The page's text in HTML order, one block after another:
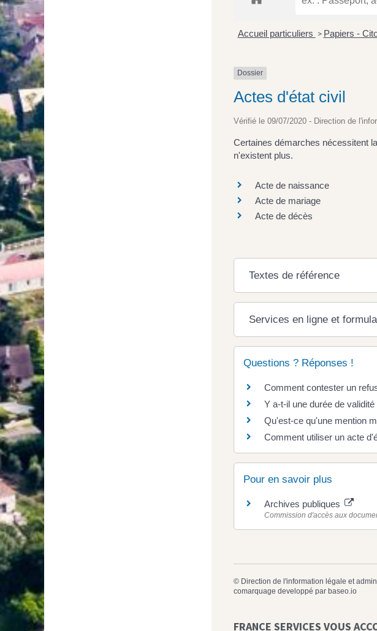
Accueil particuliers > Papiers -
Dossier
Actes d'état civil
Vérifié le 09/07/2020 - Direction de
Certaines démarches nécessitent
n'existent plus.
Acte de naissance
Acte de mariage
Acte de décès
Textes de référence
Services en ligne et
Questions ? Réponses !
Comment contester un
Y a-t-il une durée de
Qu'est-ce qu'une mention
Comment utiliser un acte
Pour en savoir plus
Archives publiques
Commission d'accès aux
© Direction de l'information légale et
comarquage developpé par baseo.io
FRANCE SERVICES VOUS